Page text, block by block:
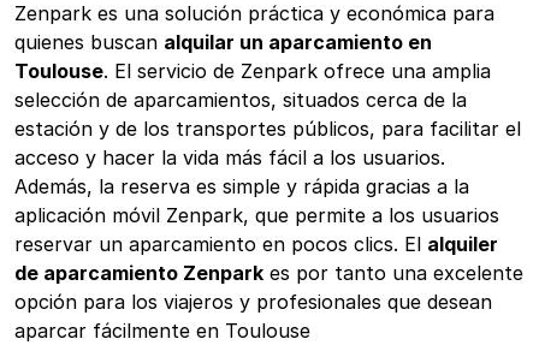
Zenpark es una solución práctica y económica para
quienes buscan alquilar un aparcamiento en
Toulouse. El servicio de Zenpark ofrece una amplia
selección de aparcamientos, situados cerca de la
estación y de los transportes públicos, para facilitar el
acceso y hacer la vida más fácil a los usuarios.
Además, la reserva es simple y rápida gracias a la
aplicación móvil Zenpark, que permite a los usuarios
reservar un aparcamiento en pocos clics. El alquiler
de aparcamiento Zenpark es por tanto una excelente
opción para los viajeros y profesionales que desean
aparcar fácilmente en Toulouse